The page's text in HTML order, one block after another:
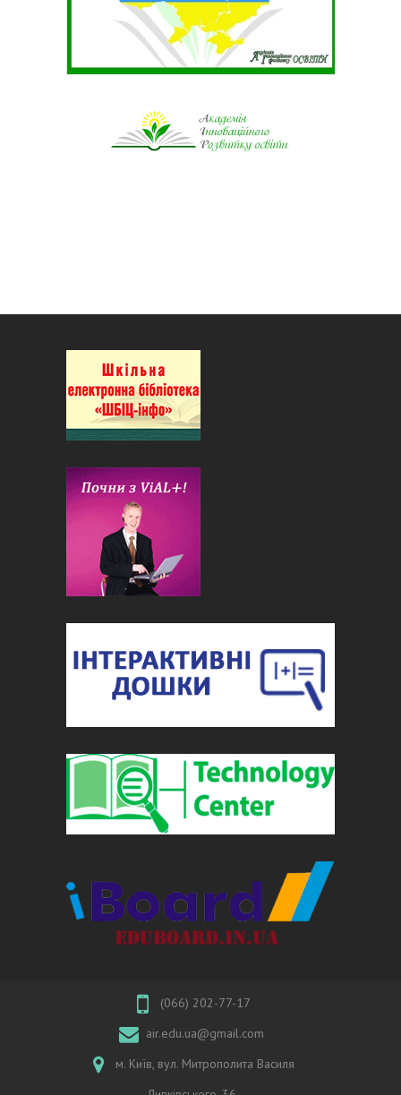
(066) 202-77-17
air.edu.ua@gmail.com
м. Київ, вул. Митрополита Василя